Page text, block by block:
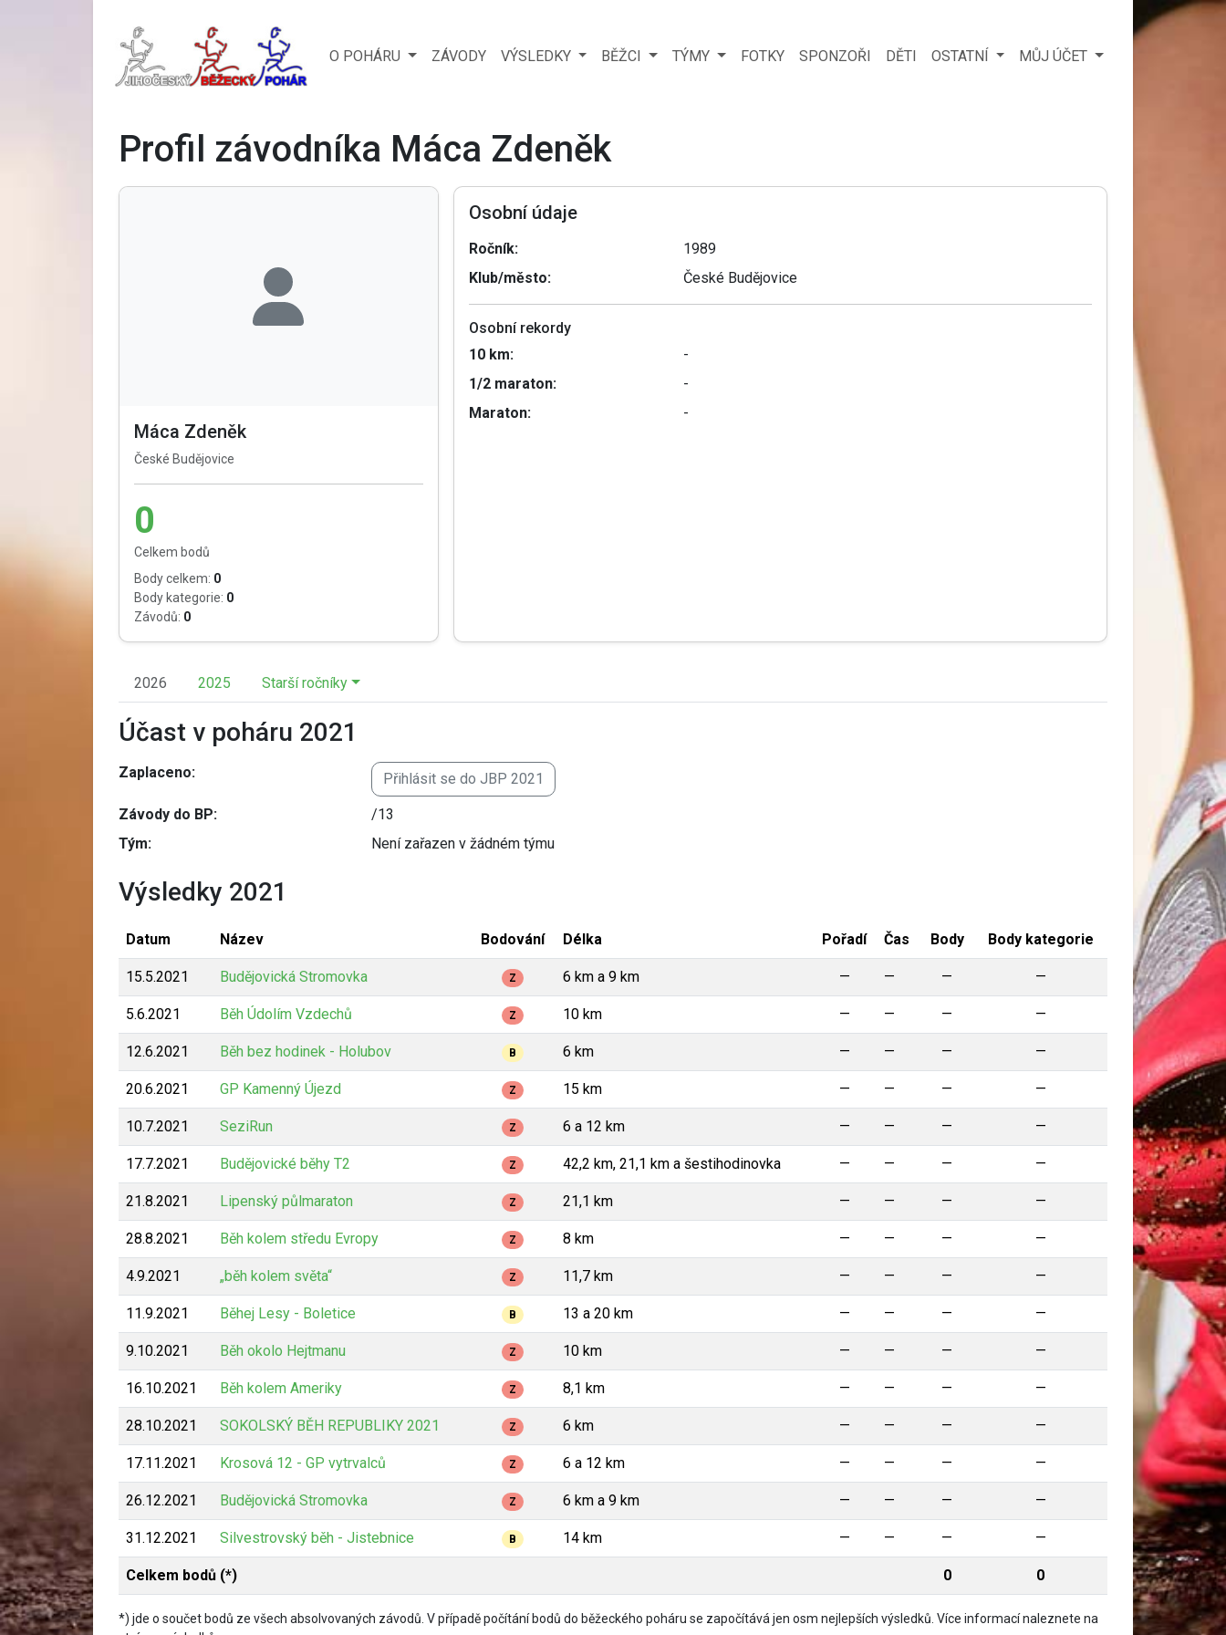
O POHÁRU ZÁVODY VÝSLEDKY BĚŽCI TÝMY FOTKY SPONZOŘI DĚTI OSTATNÍ MŮJ ÚČET
Profil závodníka Máca Zdeněk
Máca Zdeněk
České Budějovice
0
Celkem bodů
Body celkem: 0
Body kategorie: 0
Závodů: 0
Osobní údaje
Ročník:
1989
Klub/město:
České Budějovice
Osobní rekordy
10 km:
-
1/2 maraton:
-
Maraton:
-
2026 2025 Starší ročníky
Účast v poháru 2021
Zaplaceno: Přihlásit se do JBP 2021
Závody do BP:
/13
Tým:
Není zařazen v žádném týmu
Výsledky 2021
Datum Název Bodování Délka Pořadí Čas Body Body kategorie
15.5.2021 Budějovická Stromovka Z 6 km a 9 km — — — —
5.6.2021 Běh Údolím Vzdechů Z 10 km — — — —
12.6.2021 Běh bez hodinek - Holubov B 6 km — — — —
20.6.2021 GP Kamenný Újezd Z 15 km — — — —
10.7.2021 SeziRun Z 6 a 12 km — — — —
17.7.2021 Budějovické běhy T2 Z 42,2 km, 21,1 km a šestihodinovka — — — —
21.8.2021 Lipenský půlmaraton Z 21,1 km — — — —
28.8.2021 Běh kolem středu Evropy Z 8 km — — — —
4.9.2021 „běh kolem světa“ Z 11,7 km — — — —
11.9.2021 Běhej Lesy - Boletice B 13 a 20 km — — — —
9.10.2021 Běh okolo Hejtmanu Z 10 km — — — —
16.10.2021 Běh kolem Ameriky Z 8,1 km — — — —
28.10.2021 SOKOLSKÝ BĚH REPUBLIKY 2021 Z 6 km — — — —
17.11.2021 Krosová 12 - GP vytrvalců Z 6 a 12 km — — — —
26.12.2021 Budějovická Stromovka Z 6 km a 9 km — — — —
31.12.2021 Silvestrovský běh - Jistebnice B 14 km — — — —
Celkem bodů (*) 0 0
*) jde o součet bodů ze všech absolvovaných závodů. V případě počítání bodů do běžeckého poháru se započítává jen osm nejlepších výsledků. Více informací naleznete na